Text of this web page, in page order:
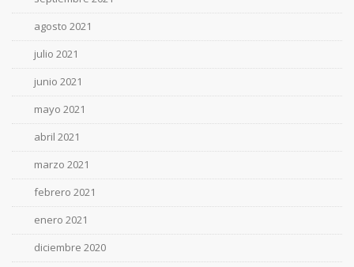
agosto 2021
julio 2021
junio 2021
mayo 2021
abril 2021
marzo 2021
febrero 2021
enero 2021
diciembre 2020